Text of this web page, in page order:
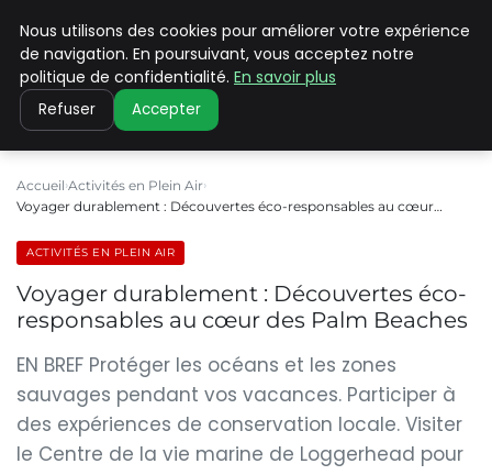
PILAT PATRIMOINES
Accueil Activités en Plein Air
Voyager durablement : Découvertes éco-responsables au cœur…
ACTIVITÉS EN PLEIN AIR
Voyager durablement : Découvertes éco-
responsables au cœur des Palm Beaches
EN BREF Protéger les océans et les zones
sauvages pendant vos vacances. Participer à
des expériences de conservation locale. Visiter
le Centre de la vie marine de Loggerhead pour
Nous utilisons des cookies pour améliorer votre expérience
de navigation. En poursuivant, vous acceptez notre
politique de confidentialité. En savoir plus
Refuser Accepter